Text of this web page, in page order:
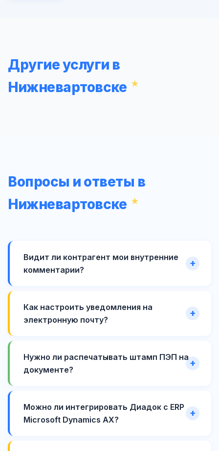
Другие услуги в
Нижневартовске
Вопросы и ответы в
Нижневартовске
Видит ли контрагент мои внутренние
комментарии?
Как настроить уведомления на
электронную почту?
Нужно ли распечатывать штамп ПЭП на
документе?
Можно ли интегрировать Диадок с ERP
Microsoft Dynamics AX?